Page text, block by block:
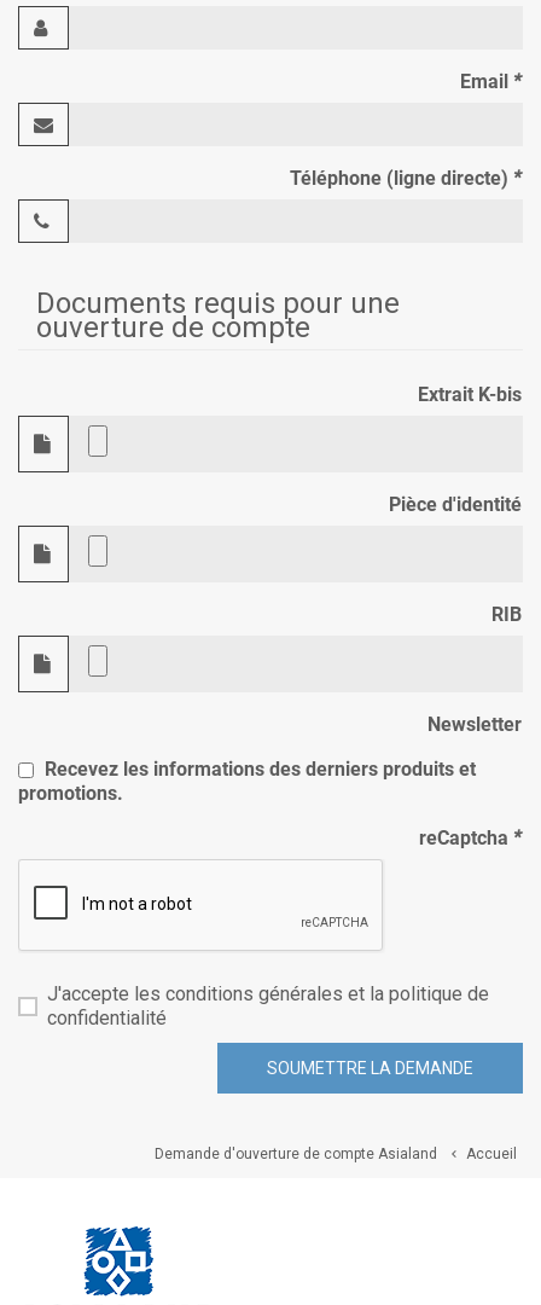
Email *
Téléphone (ligne directe) *
Documents requis pour une
ouverture de compte
Extrait K-bis
Pièce d'identité
RIB
Newsletter
Recevez les informations des derniers produits et
promotions.
reCaptcha *
J'accepte les conditions générales et la politique de
confidentialité
SOUMETTRE LA DEMANDE
Accueil

Demande d'ouverture de compte Asialand